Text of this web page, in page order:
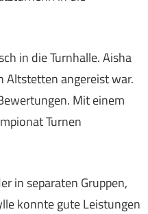
in die Turnhalle. Aisha
Altstetten angereist war.
Mit einem
Turnen
in separaten Gruppen,
konnte gute Leistungen